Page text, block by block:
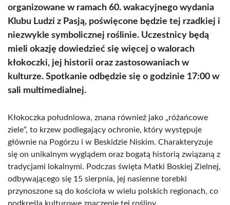
organizowane w ramach 60. wakacyjnego wydania
Klubu Ludzi z Pasją, poświęcone będzie tej rzadkiej i
niezwykle symbolicznej roślinie. Uczestnicy będą
mieli okazję dowiedzieć się więcej o walorach
kłokoczki, jej historii oraz zastosowaniach w
kulturze. Spotkanie odbędzie się o godzinie 17:00 w
sali multimedialnej.
Kłokoczka południowa, znana również jako „różańcowe
ziele”, to krzew podlegający ochronie, który występuje
głównie na Pogórzu i w Beskidzie Niskim. Charakteryzuje
się on unikalnym wyglądem oraz bogatą historią związaną z
tradycjami lokalnymi. Podczas święta Matki Boskiej Zielnej,
odbywającego się 15 sierpnia, jej nasienne torebki
przynoszone są do kościoła w wielu polskich regionach, co